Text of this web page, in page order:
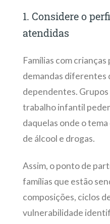
1. Considere o
atendidas
Famílias com
demandas diferentes
dependentes.
trabalho infantil
daquelas onde o
de álcool e drogas.
Assim, o ponto de
famílias que estão
composições, ciclos
vulnerabilidade